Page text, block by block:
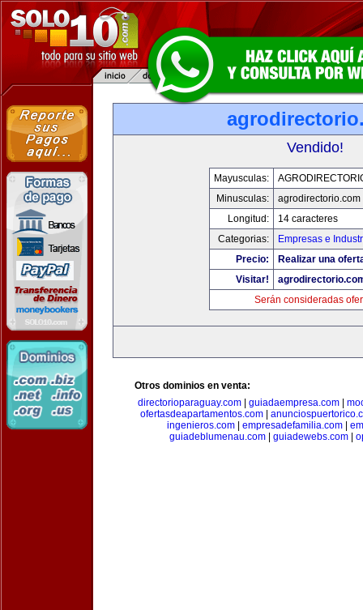
Vendido!
Mayusculas:
Minusculas:
agrodirectorio.com
Longitud:
14 caracteres
Categorias:
Empresas e
Precio:
Realizar una
Visitar!
Serán consideradas
Otros dominios en venta:
directorioparaguay.com| guiadaempresa.com|
ofertasdeapartamentos.com
ingenieros.com| empresadefamilia.com|
guiadeblumenau.com| guiadewebs.com|